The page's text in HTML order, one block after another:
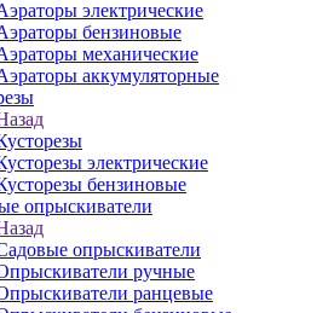
электрические
бензиновые
механические
аккумуляторные
электрические
бензиновые
опрыскиватели
опрыскиватели
ручные
ранцевые